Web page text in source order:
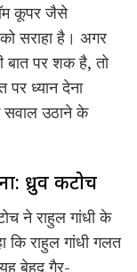
कूपर जैसे
को सराहा है। अगर
बात पर शक है, तो
ध्यान देना
सवाल उठाने के
ध्रुव कटोच
ने राहुल गांधी के
कि राहुल गांधी गलत
बेहद गैर-